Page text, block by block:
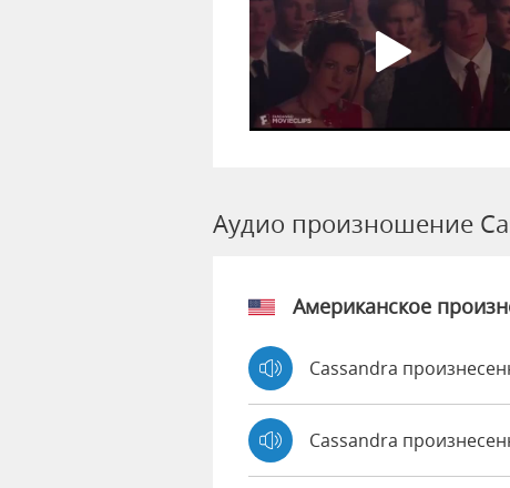
Аудио произношение
Американское
Cassandra
Cassandra